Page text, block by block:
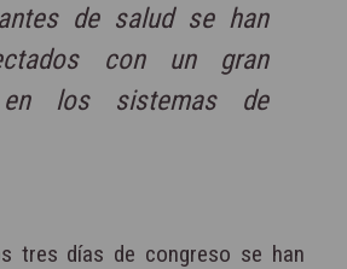
de salud se han
con un gran
en los sistemas de
tres días de congreso se han